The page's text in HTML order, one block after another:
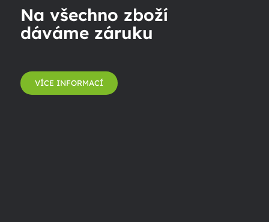
Na všechno zboží
dáváme záruku
VÍCE INFORMACÍ